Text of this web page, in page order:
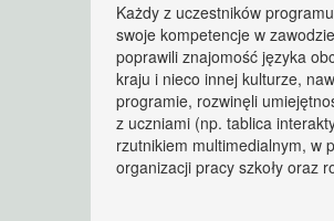
Każdy z uczestników
swoje kompetencje w
poprawili znajomość języka
kraju i nieco innej kulturze,
programie, rozwinęli
z uczniami (np. tablica
rzutnikiem multimedialnym, w
organizacji pracy szkoły oraz